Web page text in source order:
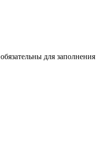
для заполнения